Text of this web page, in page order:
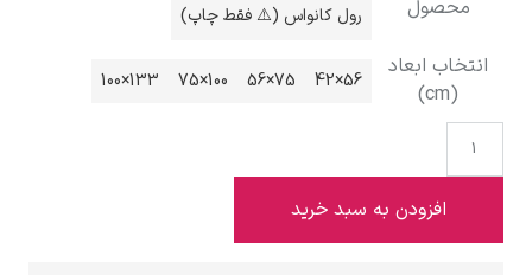
کامی پیسارو
رول کانواس (⚠️ فقط چاپ)
56×42
100×75
133×100
به سبد خرید